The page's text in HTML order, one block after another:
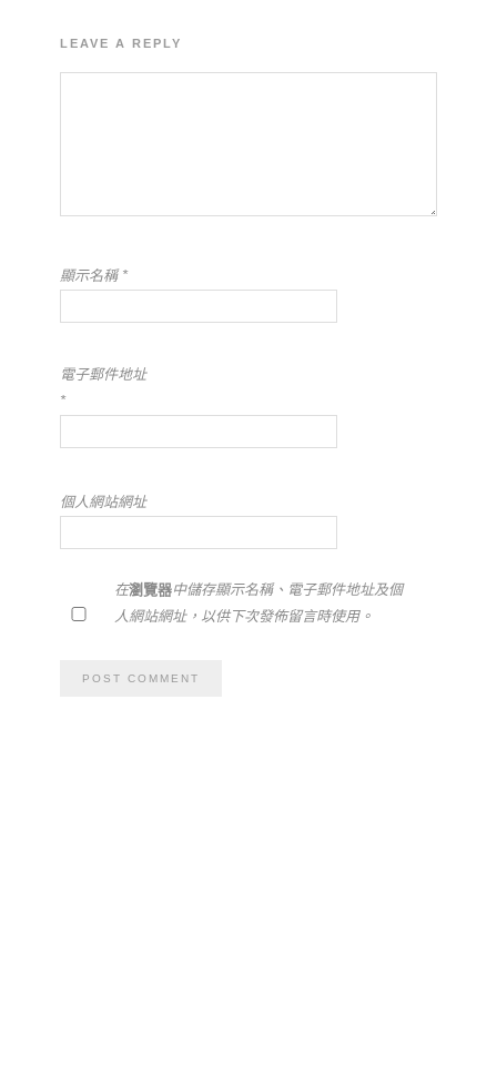
LEAVE A REPLY
顯示名稱 *
電子郵件地址
*
個人網站網址
在瀏覽器中儲存顯示名稱、電子郵件地址及個
人網站網址，以供下次發佈留言時使用。